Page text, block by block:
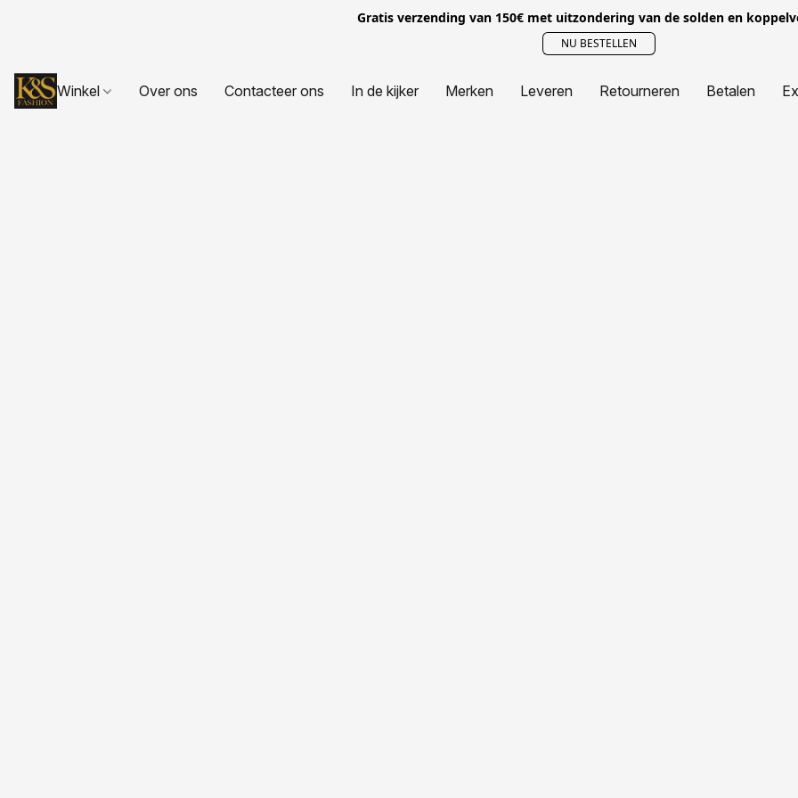
Gratis verzending van 150€ met uitzondering van de solden en
NU BESTELLEN
Winkel Over ons Contacteer ons In de kijker Merken Leveren Retourneren Betalen